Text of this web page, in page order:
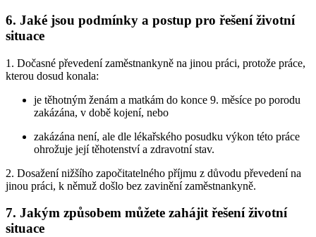
6. Jaké jsou podmínky a postup pro řešení životní
situace
1. Dočasné převedení zaměstnankyně na jinou práci, protože práce,
kterou dosud konala:
je těhotným ženám a matkám do konce 9. měsíce po porodu
zakázána, v době kojení, nebo
zakázána není, ale dle lékařského posudku výkon této práce
ohrožuje její těhotenství a zdravotní stav.
2. Dosažení nižšího započitatelného příjmu z důvodu převedení na
jinou práci, k němuž došlo bez zavinění zaměstnankyně.
7. Jakým způsobem můžete zahájit řešení životní
situace